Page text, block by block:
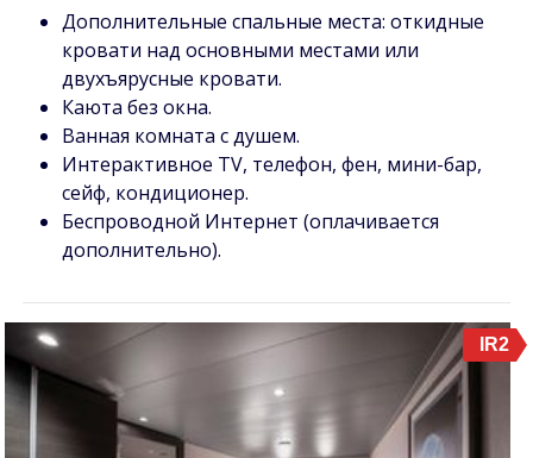
Дополнительные спальные места: откидные
кровати над основными местами или
двухъярусные кровати.
Каюта без окна.
Ванная комната с душем.
Интерактивное TV, телефон, фен, мини-бар,
сейф, кондиционер.
Беспроводной Интернет (оплачивается
дополнительно).
IR2